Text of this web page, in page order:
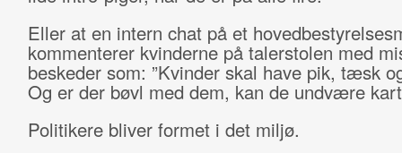
Eller at en intern chat på et
kommenterer kvinderne på talerstolen med
beskeder som: ”Kvinder skal have pik, tæsk
Og er der bøvl med dem, kan de undvære
Politikere bliver formet i det miljø.